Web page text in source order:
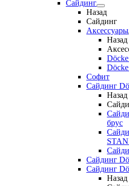
Сайдинг
Назад
Сайдинг
Аксессуары
Назад
Софит
Сайдинг
Назад
брус
Сайдинг
Сайдинг
Назад